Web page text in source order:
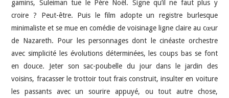
gamins, Suleiman tue le Père Noël. Signe qu’il ne faut plus y
croire ? Peut-être. Puis le film adopte un registre burlesque
minimaliste et se mue en comédie de voisinage ligne claire au cœur
de Nazareth. Pour les personnages dont le cinéaste orchestre
avec simplicité les évolutions déterminées, les coups bas se font
en douce. Jeter son sac-poubelle du jour dans le jardin des
voisins, fracasser le trottoir tout frais construit, insulter en voiture
les passants avec un sourire appuyé, ou tout autre chose,